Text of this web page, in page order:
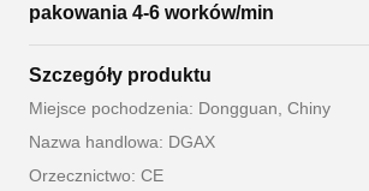
pakowania 4-6 worków/min
Szczegóły produktu
Miejsce pochodzenia: Dongguan, Chiny
Nazwa handlowa: DGAX
Orzecznictwo: CE